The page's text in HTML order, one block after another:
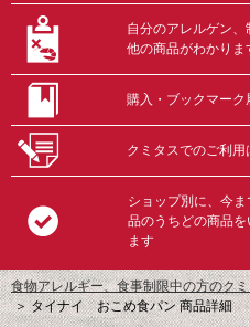
自分のアレルゲン
他の商品がわかりま
購入・ブックマー
クミタスでのご利
ショップ別に、今
品のうちどの商品
ます
食物アレルギー、食事制限中の方のク
＞タイナイ おこめ食パン 商品詳細